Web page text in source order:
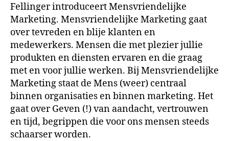
Fellinger introduceert Mensvriendelijke
Marketing. Mensvriendelijke Marketing gaat
over tevreden en blije klanten en
medewerkers. Mensen die met plezier jullie
produkten en diensten ervaren en die graag
met en voor jullie werken. Bij Mensvriendelijke
Marketing staat de Mens (weer) centraal
binnen organisaties en binnen marketing. Het
gaat over Geven (!) van aandacht, vertrouwen
en tijd, begrippen die voor ons mensen steeds
schaarser worden.